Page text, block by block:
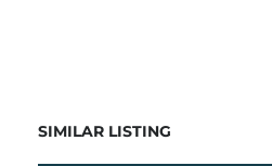
SIMILAR LISTING